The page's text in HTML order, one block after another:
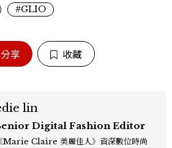
#GLIO
分享 收藏
lin
Digital Fashion Editor
《Marie Claire 美麗佳人》資深數位時尚